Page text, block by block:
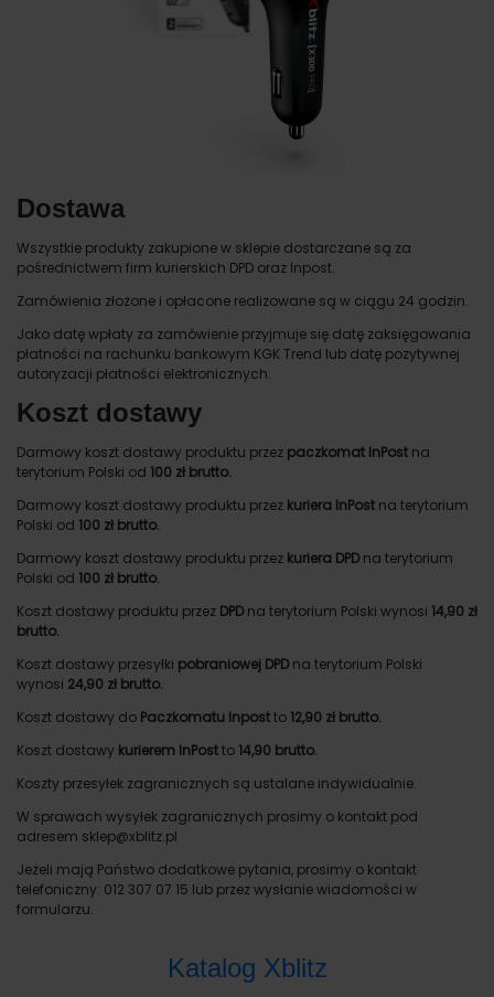
Dostawa
Wszystkie produkty zakupione w sklepie dostarczane są za
pośrednictwem firm kurierskich DPD oraz Inpost.
Zamówienia złożone i opłacone realizowane są w ciągu 24 godzin.
Jako datę wpłaty za zamówienie przyjmuje się datę zaksięgowania
płatności na rachunku bankowym KGK Trend lub datę pozytywnej
autoryzacji płatności elektronicznych.
Koszt dostawy
Darmowy koszt dostawy produktu przez paczkomat InPost na
terytorium Polski od 100 zł brutto.
Darmowy koszt dostawy produktu przez kuriera InPost na terytorium
Polski od 100 zł brutto.
Darmowy koszt dostawy produktu przez kuriera DPDna terytorium
Polski od 100 zł brutto.
Koszt dostawy produktu przez DPDna terytorium Polski wynosi 14,90 zł
brutto.
Koszt dostawy przesyłki pobraniowej DPDna terytorium Polski
wynosi 24,90 zł brutto.
Koszt dostawy do Paczkomatu Inpostto 12,90 zł brutto.
Koszt dostawy kurierem InPostto 14,90 brutto.
Koszty przesyłek zagranicznych są ustalane indywidualnie.
W sprawach wysyłek zagranicznych prosimy o kontakt pod
adresem sklep@xblitz.pl
Jeżeli mają Państwo dodatkowe pytania, prosimy o kontakt
telefoniczny: 012 307 07 15 lub przez wysłanie wiadomości w
formularzu.
Katalog Xblitz